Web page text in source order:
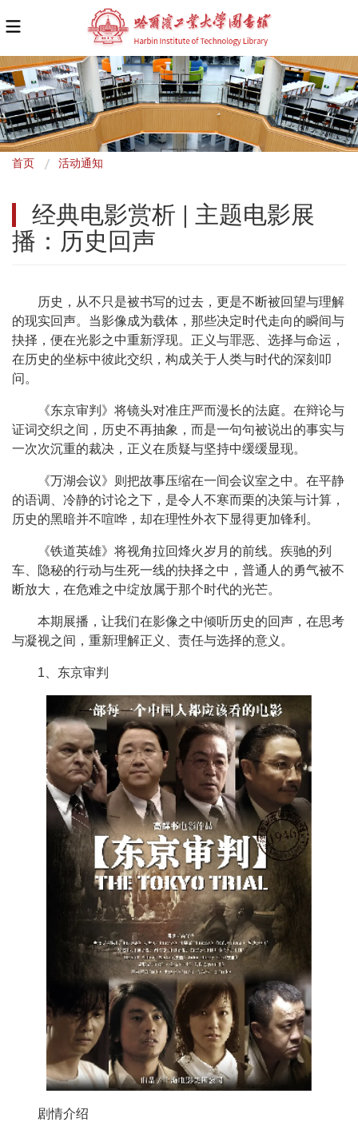
面
首页 活动通知
经典电影赏析 | 主题电影展
播：历史回声
历史，从不只是被书写的过去，更是不断被回望与理解
的现实回声。当影像成为载体，那些决定时代走向的瞬间与
抉择，便在光影之中重新浮现。正义与罪恶、选择与命运，
在历史的坐标中彼此交织，构成关于人类与时代的深刻叩
问。
《东京审判》将镜头对准庄严而漫长的法庭。在辩论与
证词交织之间，历史不再抽象，而是一句句被说出的事实与
一次次沉重的裁决，正义在质疑与坚持中缓缓显现。
《万湖会议》则把故事压缩在一间会议室之中。在平静
的语调、冷静的讨论之下，是令人不寒而栗的决策与计算，
历史的黑暗并不喧哗，却在理性外衣下显得更加锋利。
《铁道英雄》将视角拉回烽火岁月的前线。疾驰的列
车、隐秘的行动与生死一线的抉择之中，普通人的勇气被不
断放大，在危难之中绽放属于那个时代的光芒。
本期展播，让我们在影像之中倾听历史的回声，在思考
与凝视之间，重新理解正义、责任与选择的意义。
1、东京审判
剧情介绍